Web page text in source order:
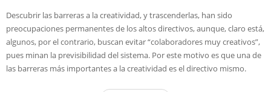
Descubrir las barreras a la creatividad, y trascenderlas, han sido
preocupaciones permanentes de los altos directivos, aunque, claro está,
algunos, por el contrario, buscan evitar “colaboradores muy creativos”,
pues minan la previsibilidad del sistema. Por este motivo es que una de
las barreras más importantes a la creatividad es el directivo mismo.